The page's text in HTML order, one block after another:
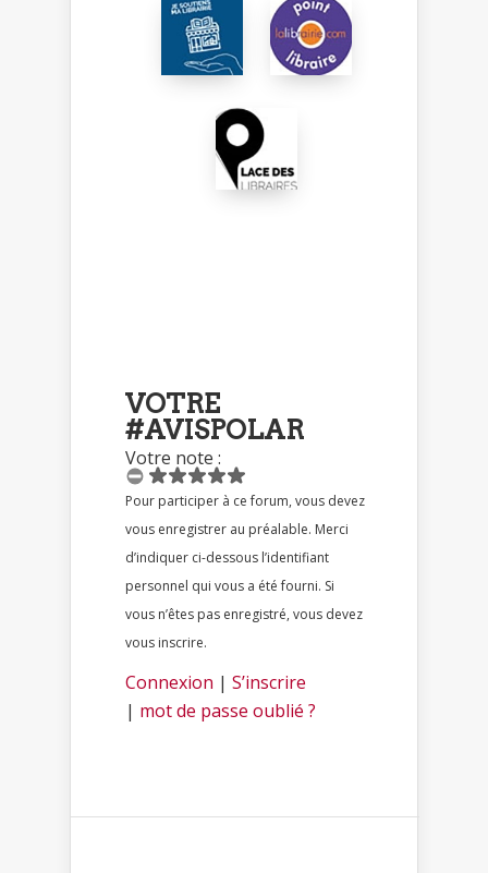
VOTRE
#AVISPOLAR
Votre note :
Pour participer à ce forum, vous devez
vous enregistrer au préalable. Merci
d’indiquer ci-dessous l’identifiant
personnel qui vous a été fourni. Si
vous n’êtes pas enregistré, vous devez
vous inscrire.
Connexion | S’inscrire
| mot de passe oublié ?